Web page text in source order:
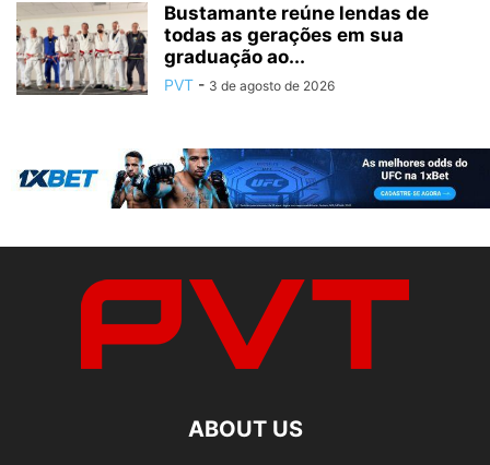
Bustamante reúne lendas de
todas as gerações em sua
graduação ao...
PVT - 3 de agosto de 2026
ABOUT US